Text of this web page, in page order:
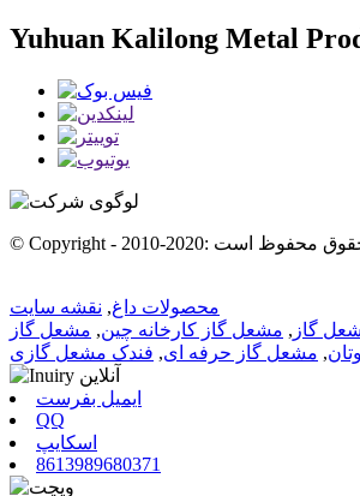
Yuhuan Kalilong Metal
محصولات داغ, نقشه سایت
گاز , مشعل گاز کارخانه چین, مشعل گاز
, مشعل گاز حرفه ای, فندک مشعل گازی
ایمیل بفرست
QQ
اسکایپ
8613989680371